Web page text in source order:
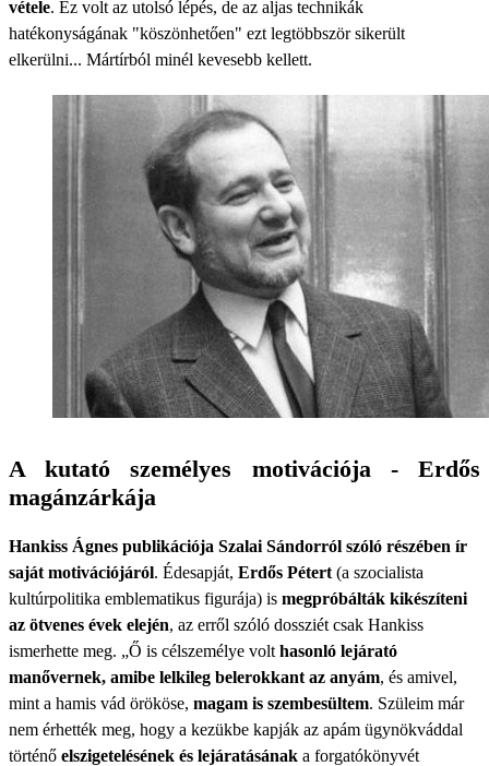
vétele. Ez volt az utolsó lépés, de az aljas technikák
hatékonyságának "köszönhetően" ezt legtöbbször sikerült
elkerülni... Mártírból minél kevesebb kellett.
A kutató személyes motivációja - Erdős
magánzárkája
Hankiss Ágnes publikációja Szalai Sándorról szóló részében ír
saját motivációjáról. Édesapját, Erdős Pétert (a szocialista
kultúrpolitika emblematikus figurája) is megpróbálták kikészíteni
az ötvenes évek elején, az erről szóló dossziét csak Hankiss
ismerhette meg. „Ő is célszemélye volt hasonló lejárató
manővernek, amibe lelkileg belerokkant az anyám, és amivel,
mint a hamis vád örököse, magam is szembesültem. Szüleim már
nem érhették meg, hogy a kezükbe kapják az apám ügynökváddal
történő elszigetelésének és lejáratásának a forgatókönyvét